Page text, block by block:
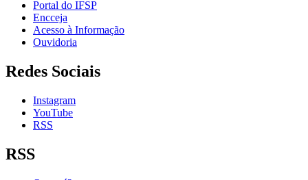
Portal do IFSP
Encceja
Acesso à Informação
Ouvidoria
Redes Sociais
Instagram
YouTube
RSS
RSS